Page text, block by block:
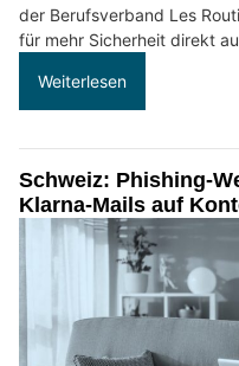
der Berufsverband Les
für mehr Sicherheit direkt
Weiterlesen
Schweiz: Phishing-
Klarna-Mails auf